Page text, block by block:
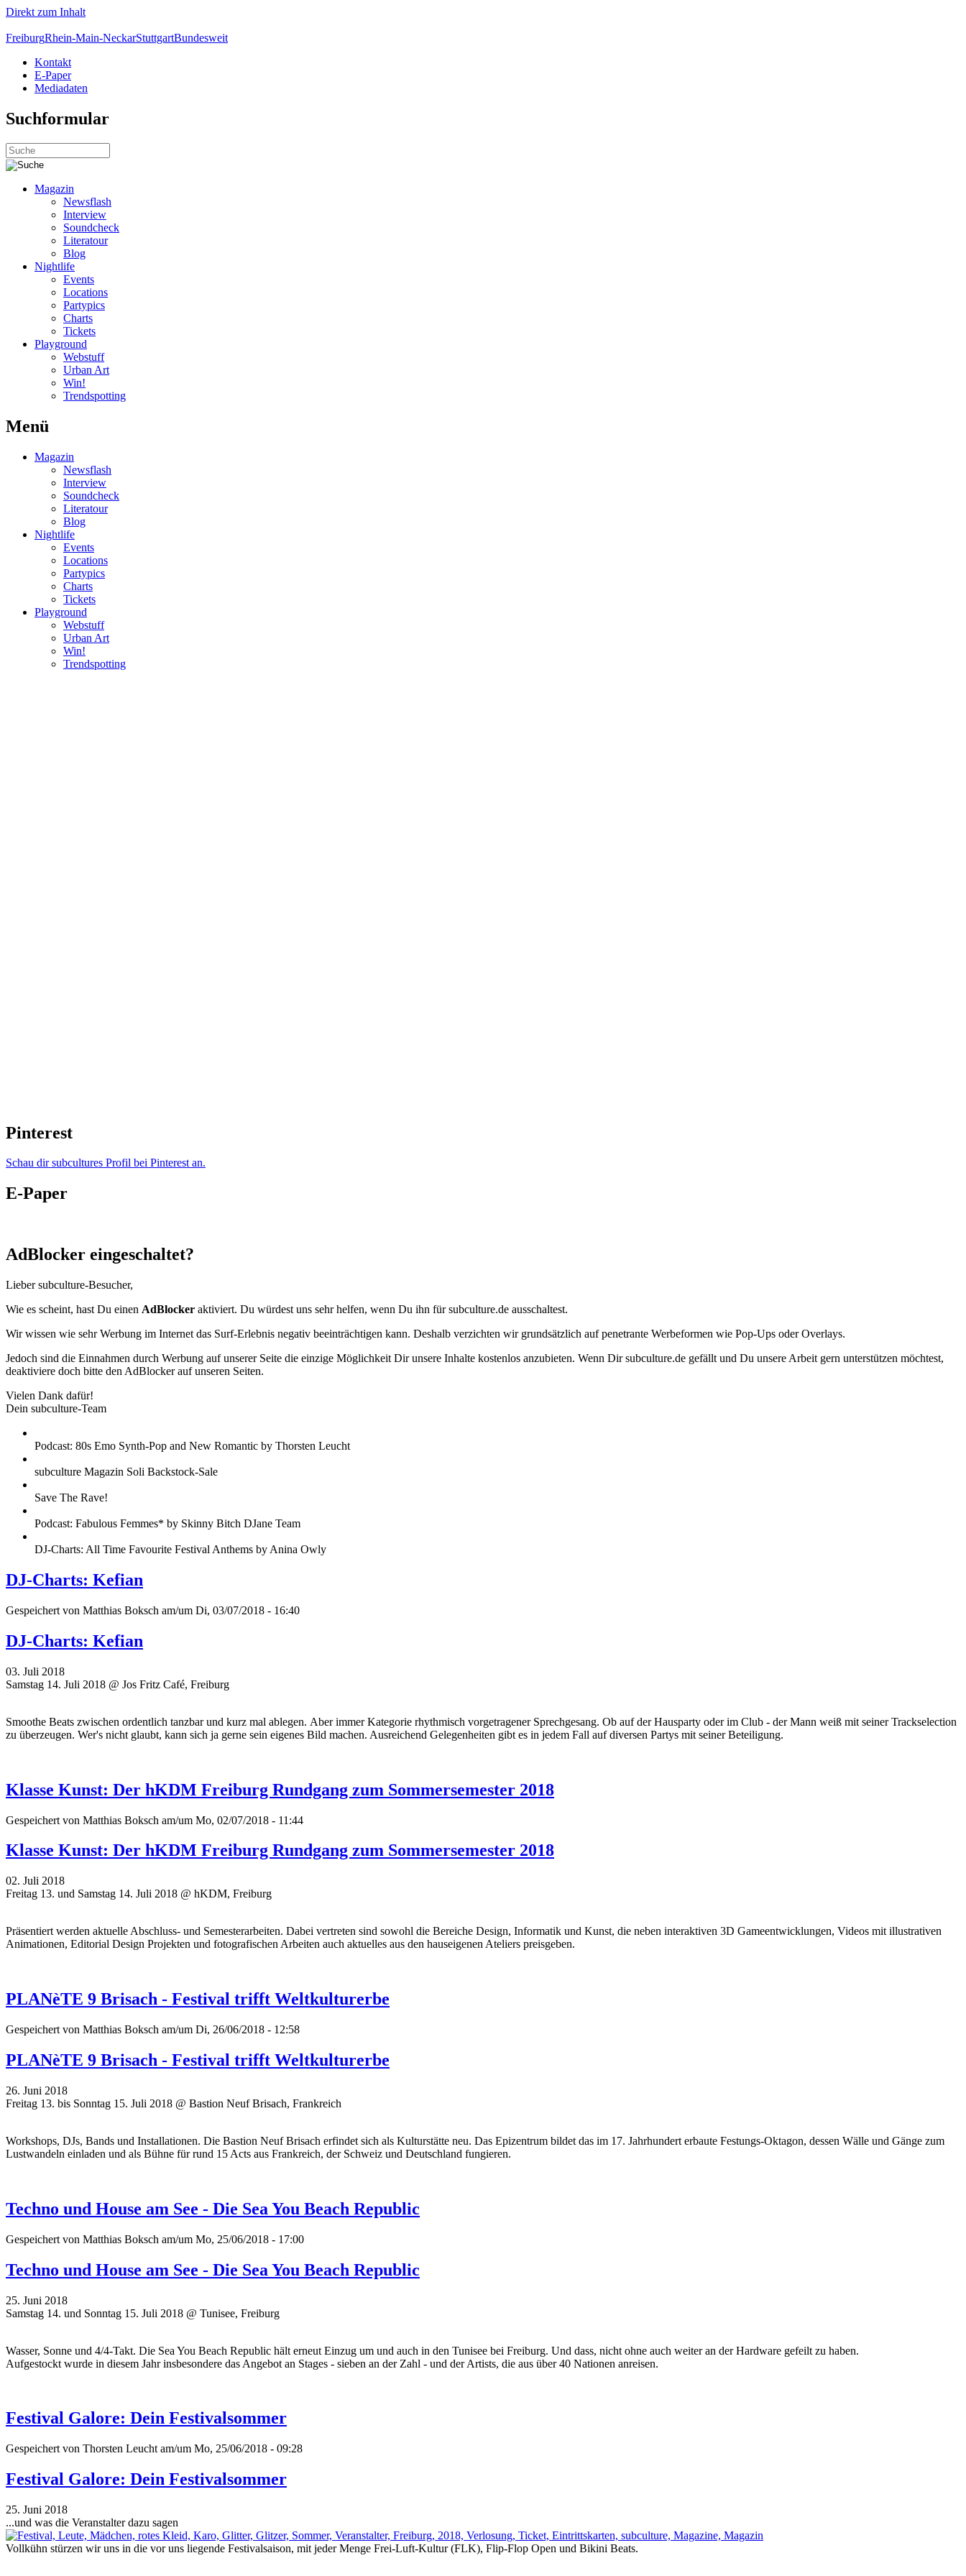
Direkt zum Inhalt
FreiburgRhein-Main-NeckarStuttgartBundesweit
Kontakt
E-Paper
Mediadaten
Suchformular
Magazin
Newsflash
Interview
Soundcheck
Literatour
Blog
Nightlife
Events
Locations
Partypics
Charts
Tickets
Playground
Webstuff
Urban Art
Win!
Trendspotting
Menü
Magazin
Newsflash
Interview
Soundcheck
Literatour
Blog
Nightlife
Events
Locations
Partypics
Charts
Tickets
Playground
Webstuff
Urban Art
Win!
Trendspotting
Pinterest
Schau dir subcultures Profil bei Pinterest an.
E-Paper
AdBlocker eingeschaltet?
Lieber subculture-Besucher,
Wie es scheint, hast Du einen AdBlocker aktiviert. Du würdest uns sehr helfen, wenn Du ihn für subculture.de ausschaltest.
Wir wissen wie sehr Werbung im Internet das Surf-Erlebnis negativ beeinträchtigen kann. Deshalb verzichten wir grundsätzlich auf penetrante Werbeformen wie Pop-Ups oder Overlays.
Jedoch sind die Einnahmen durch Werbung auf unserer Seite die einzige Möglichkeit Dir unsere Inhalte kostenlos anzubieten. Wenn Dir subculture.de gefällt und Du unsere Arbeit gern unterstützen möchtest,
deaktiviere doch bitte den AdBlocker auf unseren Seiten.
Vielen Dank dafür!
Dein subculture-Team
Podcast: 80s Emo Synth-Pop and New Romantic by Thorsten Leucht
subculture Magazin Soli Backstock-Sale
Save The Rave!
Podcast: Fabulous Femmes* by Skinny Bitch DJane Team
DJ-Charts: All Time Favourite Festival Anthems by Anina Owly
DJ-Charts: Kefian
Gespeichert von Matthias Boksch am/um Di, 03/07/2018 - 16:40
DJ-Charts: Kefian
03. Juli 2018
Samstag 14. Juli 2018 @ Jos Fritz Café, Freiburg
Smoothe Beats zwischen ordentlich tanzbar und kurz mal ablegen. Aber immer Kategorie rhythmisch vorgetragener Sprechgesang. Ob auf der Hausparty oder im Club - der Mann weiß mit seiner Trackselection
zu überzeugen. Wer's nicht glaubt, kann sich ja gerne sein eigenes Bild machen. Ausreichend Gelegenheiten gibt es in jedem Fall auf diversen Partys mit seiner Beteiligung.
Klasse Kunst: Der hKDM Freiburg Rundgang zum Sommersemester 2018
Gespeichert von Matthias Boksch am/um Mo, 02/07/2018 - 11:44
Klasse Kunst: Der hKDM Freiburg Rundgang zum Sommersemester 2018
02. Juli 2018
Freitag 13. und Samstag 14. Juli 2018 @ hKDM, Freiburg
Präsentiert werden aktuelle Abschluss- und Semesterarbeiten. Dabei vertreten sind sowohl die Bereiche Design, Informatik und Kunst, die neben interaktiven 3D Gameentwicklungen, Videos mit illustrativen
Animationen, Editorial Design Projekten und fotografischen Arbeiten auch aktuelles aus den hauseigenen Ateliers preisgeben.
PLANèTE 9 Brisach - Festival trifft Weltkulturerbe
Gespeichert von Matthias Boksch am/um Di, 26/06/2018 - 12:58
PLANèTE 9 Brisach - Festival trifft Weltkulturerbe
26. Juni 2018
Freitag 13. bis Sonntag 15. Juli 2018 @ Bastion Neuf Brisach, Frankreich
Workshops, DJs, Bands und Installationen. Die Bastion Neuf Brisach erfindet sich als Kulturstätte neu. Das Epizentrum bildet das im 17. Jahrhundert erbaute Festungs-Oktagon, dessen Wälle und Gänge zum
Lustwandeln einladen und als Bühne für rund 15 Acts aus Frankreich, der Schweiz und Deutschland fungieren.
Techno und House am See - Die Sea You Beach Republic
Gespeichert von Matthias Boksch am/um Mo, 25/06/2018 - 17:00
Techno und House am See - Die Sea You Beach Republic
25. Juni 2018
Samstag 14. und Sonntag 15. Juli 2018 @ Tunisee, Freiburg
Wasser, Sonne und 4/4-Takt. Die Sea You Beach Republic hält erneut Einzug um und auch in den Tunisee bei Freiburg. Und dass, nicht ohne auch weiter an der Hardware gefeilt zu haben.
Aufgestockt wurde in diesem Jahr insbesondere das Angebot an Stages - sieben an der Zahl - und der Artists, die aus über 40 Nationen anreisen.
Festival Galore: Dein Festivalsommer
Gespeichert von Thorsten Leucht am/um Mo, 25/06/2018 - 09:28
Festival Galore: Dein Festivalsommer
25. Juni 2018
...und was die Veranstalter dazu sagen
Vollkühn stürzen wir uns in die vor uns liegende Festivalsaison, mit jeder Menge Frei-Luft-Kultur (FLK), Flip-Flop Open und Bikini Beats.